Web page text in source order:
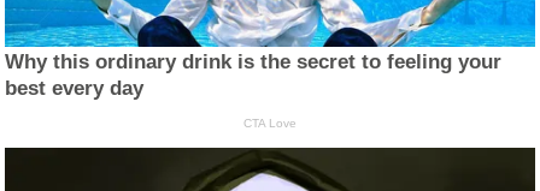
Why this ordinary drink is the secret to feeling your
best every day
CTA Love